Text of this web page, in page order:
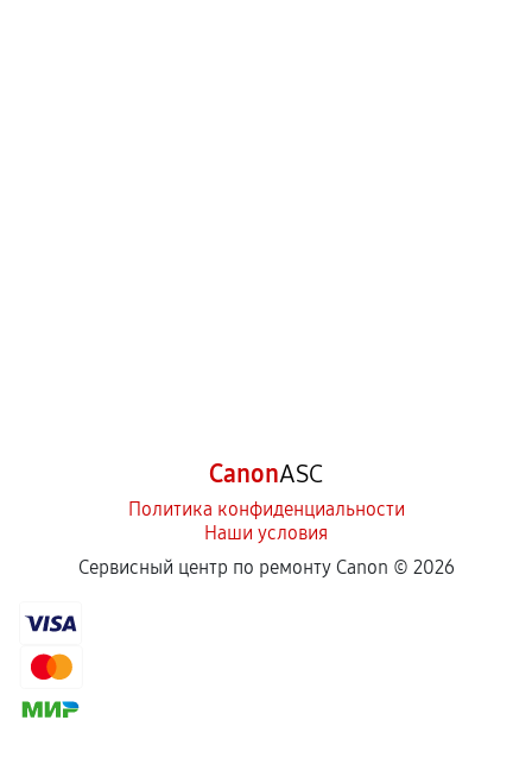
CanonASC
Политика конфиденциальности
Наши условия
Сервисный центр по ремонту Canon © 2026